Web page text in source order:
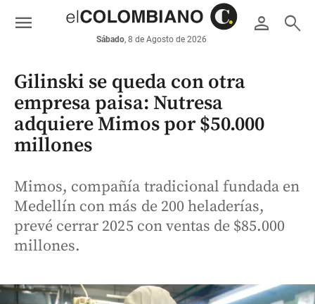
económicos
Colombia
person search
Sábado, 8 de Agosto de 2026
menu
Gilinski se queda con otra
empresa paisa: Nutresa
adquiere Mimos por $50.000
millones
Mimos, compañía tradicional fundada en
Medellín con más de 200 heladerías,
prevé cerrar 2025 con ventas de $85.000
millones.